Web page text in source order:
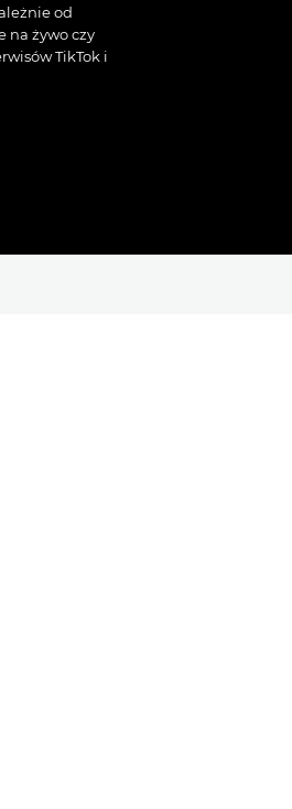
od
na żywo czy
TikTok i